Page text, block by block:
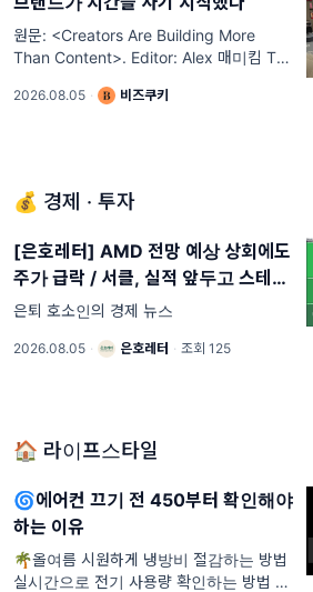
원문: <Creators Are Building More
Than Content>. Editor: Alex 매미킴 TV
UFC 선수 김동현과 그의 체육관 선수들이
2026.08.05 · 비즈쿠키
💰 경제 · 투자
[은호레터] AMD 전망 예상 상회에도
주가 급락 / 서클, 실적 앞두고 스테이
블코인 경쟁 압박 / 스페이스X 첫 실적
오늘의 경제 뉴스
은퇴 호소인의 경제 뉴스
2026.08.05 · 은호레터 · 조회 125
🏠 라이프스타일
🌀에어컨 끄기 전 450부터 확인해야
하는 이유
🌴올여름 시원하게 냉방비 절감하는 방법 .
실시간으로 전기 사용량 확인하는 방법 우